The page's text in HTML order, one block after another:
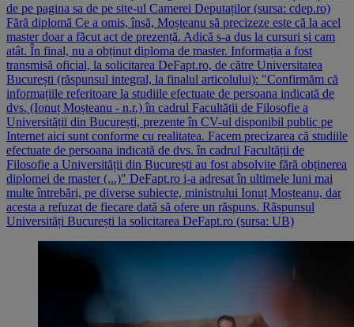
de pe pagina sa de pe site-ul Camerei Deputaților (sursa: cdep.ro)
Fără diplomă Ce a omis, însă, Moșteanu să precizeze este că la acel
master doar a făcut act de prezență. Adică s-a dus la cursuri și cam
atât. În final, nu a obținut diploma de master. Informația a fost
transmisă oficial, la solicitarea DeFapt.ro, de către Universitatea
București (răspunsul integral, la finalul articolului): "Confirmăm că
informațiile referitoare la studiile efectuate de persoana indicată de
dvs. (Ionuț Moșteanu - n.r.) în cadrul Facultății de Filosofie a
Universității din București, prezente în CV-ul disponibil public pe
Internet aici sunt conforme cu realitatea. Facem precizarea că studiile
efectuate de persoana indicată de dvs. în cadrul Facultății de
Filosofie a Universității din București au fost absolvite fără obținerea
diplomei de master (...)" DeFapt.ro i-a adresat în ultimele luni mai
multe întrebări, pe diverse subiecte, ministrului Ionuț Moșteanu, dar
acesta a refuzat de fiecare dată să ofere un răspuns. Răspunsul
Universități București la solicitarea DeFapt.ro (sursa: UB)